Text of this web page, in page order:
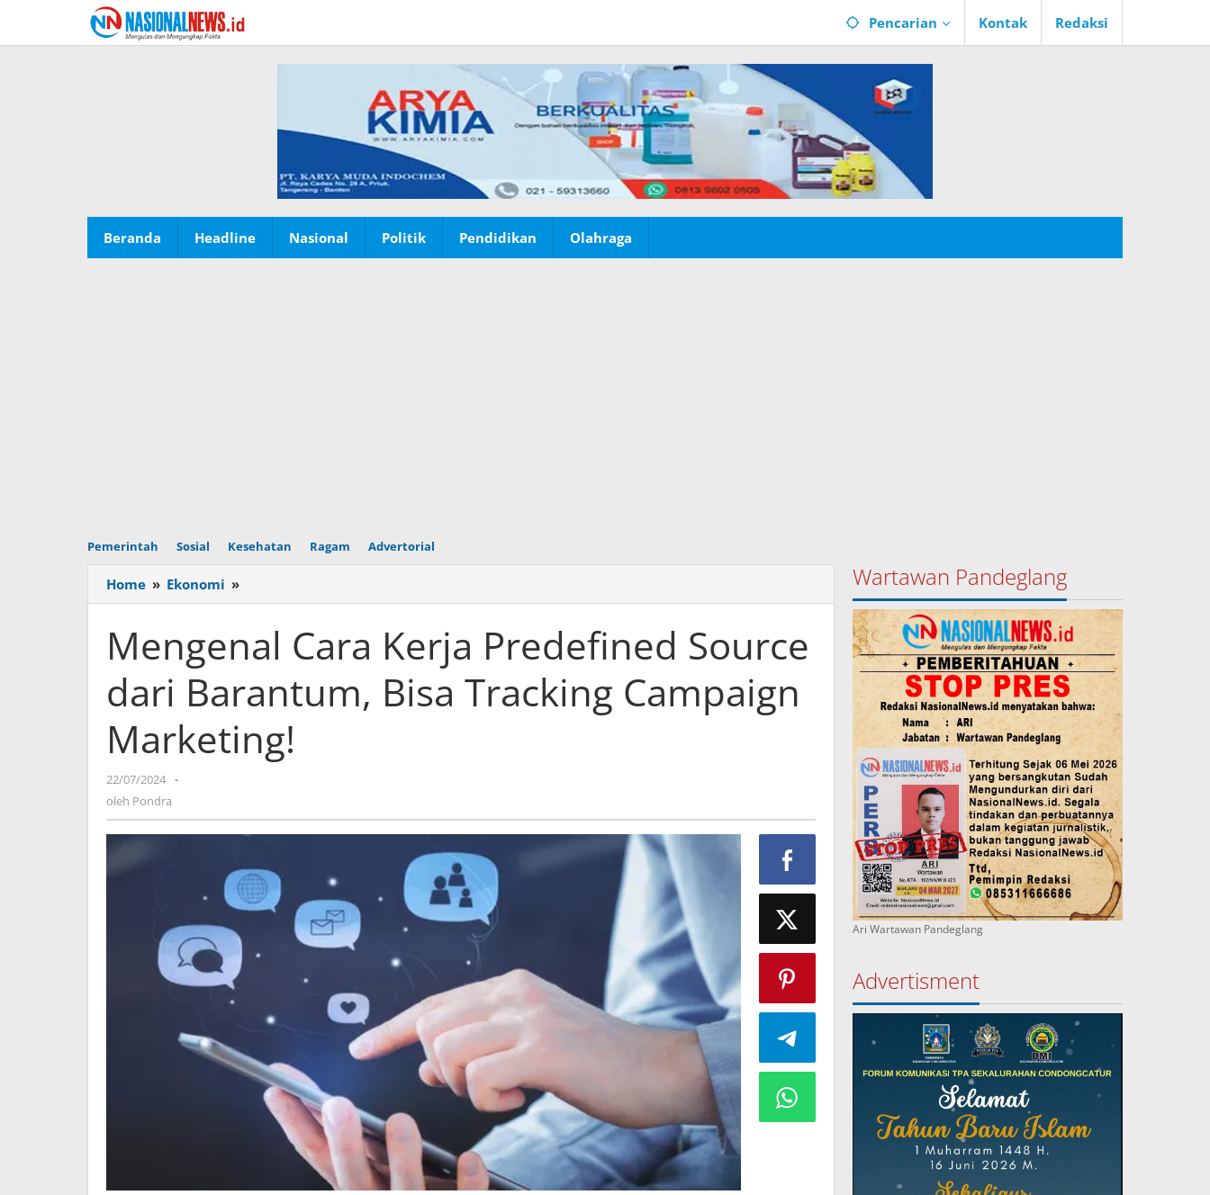
konten
Pencarian Kontak Redaksi
Beranda Headline Nasional Politik Pendidikan Olahraga
Pemerintah Sosial Kesehatan Ragam Advertorial
Home » Ekonomi »
Cara
Predefined
Source
dari
Barantum,
Tracking
Campaign
Mengenal Cara Kerja Predefined Source
dari Barantum, Bisa Tracking Campaign
Marketing!
22/07/2024 oleh
-
oleh Pondra
Wartawan Pandeglang
Ari Wartawan Pandeglang
Advertisment